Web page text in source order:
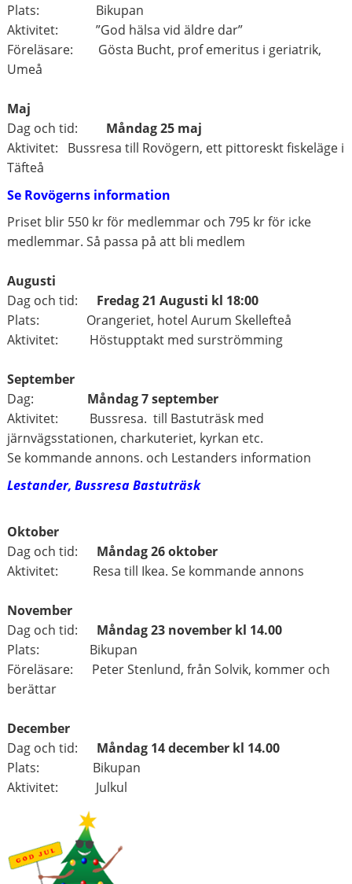
Plats: Bikupan
Aktivitet: ”God hälsa vid äldre dar”
Föreläsare: Gösta Bucht, prof emeritus i geriatrik,
Umeå
Maj
Dag och tid: Måndag 25 maj
Aktivitet: Bussresa till Rovögern, ett pittoreskt fiskeläge i
Täfteå
Se Rovögerns information
Priset blir 550 kr för medlemmar och 795 kr för icke
medlemmar. Så passa på att bli medlem
Augusti
Dag och tid: Fredag 21 Augusti kl 18:00
Plats: Orangeriet, hotel Aurum Skellefteå
Aktivitet: Höstupptakt med surströmming
September
Dag: Måndag 7 september
Aktivitet: Bussresa. till Bastuträsk med
järnvägsstationen, charkuteriet, kyrkan etc.
Se kommande annons. och Lestanders information
Lestander, Bussresa Bastuträsk
Oktober
Dag och tid: Måndag 26 oktober
Aktivitet: Resa till Ikea. Se kommande annons
November
Dag och tid: Måndag 23 november kl 14.00
Plats: Bikupan
Föreläsare: Peter Stenlund, från Solvik, kommer och
berättar
December
Dag och tid: Måndag 14 december kl 14.00
Plats: Bikupan
Aktivitet: Julkul